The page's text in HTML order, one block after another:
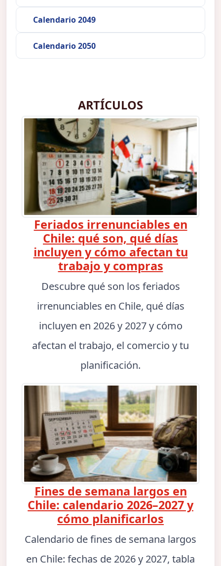
Calendario 2049
Calendario 2050
ARTÍCULOS
Feriados irrenunciables en
Chile: qué son, qué días
incluyen y cómo afectan tu
trabajo y compras
Descubre qué son los feriados
irrenunciables en Chile, qué días
incluyen en 2026 y 2027 y cómo
afectan el trabajo, el comercio y tu
planificación.
Fines de semana largos en
Chile: calendario 2026–2027 y
cómo planificarlos
Calendario de fines de semana largos
en Chile: fechas de 2026 y 2027, tabla